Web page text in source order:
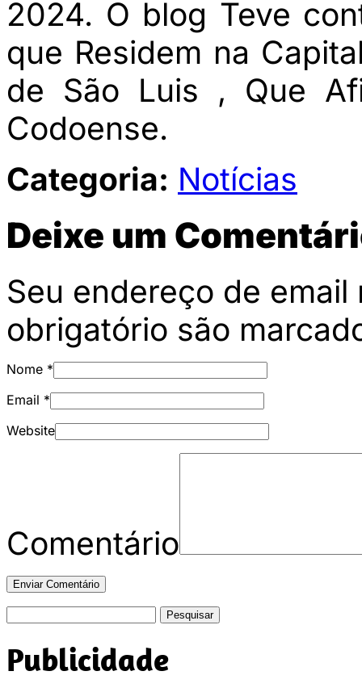
2024. O blog Teve
que Residem na
de São Luis , Que
Codoense.
Categoria: Notícias
Deixe um
Seu endereço de
obrigatório são
Nome *
Email *
Website
Comentário
Publicidade